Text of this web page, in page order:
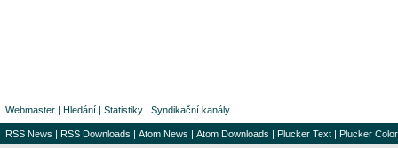
Webmaster | Hledání | Statistiky | Syndikační kanály
RSS News | RSS Downloads | Atom News | Atom Downloads | Plucker Text | Plucker Color